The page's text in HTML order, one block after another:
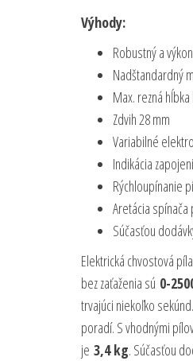
Výhody:
Robustný a
Nadštandardný
Max. rezná
Zdvih 28 mm
Variabilné
Indikácia
Rýchloupínanie
Aretácia
Súčasťou
Elektrická chvostová
bez zaťaženia sú 0-
trvajúci niekoľko
poradí. S vhodnými
je 3,4 kg. Súčasťou